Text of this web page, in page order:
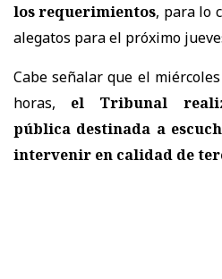
los requerimientos, para lo
alegatos para el próximo
Cabe señalar que el
horas, el Tribunal
pública destinada a
intervenir en calidad de